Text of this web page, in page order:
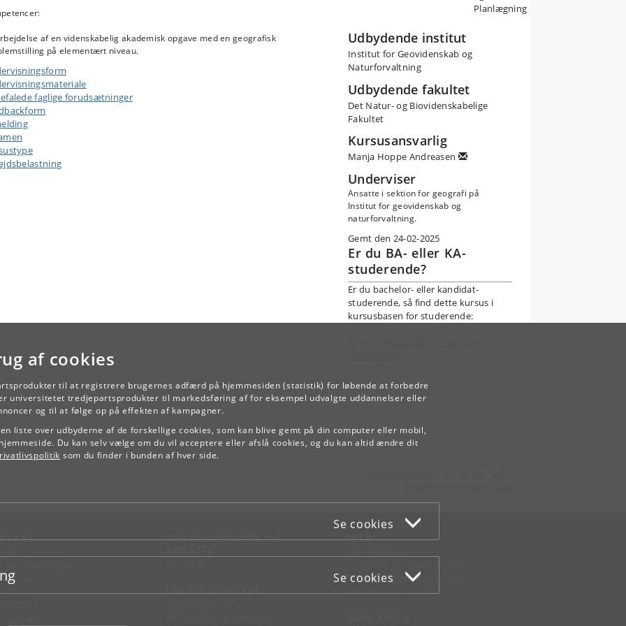
af cookies
til at registrere brugernes adfærd på hjemmesiden (statistik) for løbende at forbedre
universitetet tredjepartsprodukter til markedsføring af for eksempel udvalgte uddannelser eller
og til at følge op på effekten af kampagner.
liste over udbyderne af de forskellige cookies, som kan blive gemt på din computer eller mobil,
Du kan selv vælge om du vil acceptere eller afslå cookies, og du kan altid ændre dit
som du finder i bunden af hver side.
Se cookies
Se cookies
der udstikker retningen for det videre projektarbejde og den
giver og modtager feedback på hinandens projektbeskrivelser.
4 fortsætter grupperne med det selvstændige projektarbejde med vejledning
den primære undervisningsform.
af en videnskabelig akademisk opgave med en geografisk
på elementært niveau.
faglige forudsætninger
Planlægning
Udbydende institut
Institut for Geovidenskab og
Naturforvaltning
Udbydende fakultet
Det Natur- og Biovidenskabelige
Fakultet
Kursusansvarlig
Manja Hoppe Andreasen
Underviser
Ansatte i sektion for geografi på
Institut for geovidenskab og
naturforvaltning.
Gemt den 24-02-2025
Er du BA- eller KA-
studerende?
Er du bachelor- eller kandidat-
studerende, så find dette kursus i
kursusbasen for studerende:
TILBAGE
KU
FOR STUDERENDE OG
JOB OG KARRIERE
WEB
Tilgængelighedserklæring
Informationssikkerhed